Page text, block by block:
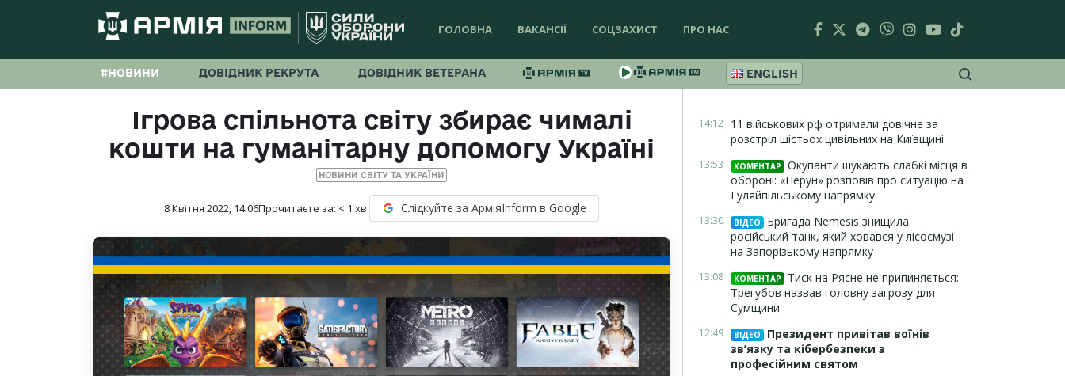
ГОЛОВНА ВАКАНСІЇ СОЦЗАХИСТ ПРО НАС
#НОВИНИ ДОВІДНИК РЕКРУТА ДОВІДНИК ВЕТЕРАНА ENGLISH
Ігрова спільнота світу збирає чималі
кошти на гуманітарну допомогу Україні
НОВИНИ СВІТУ ТА УКРАЇНИ
8 Квітня 2022, 14:06Прочитаєте за: < 1 хв. Слідкуйте за АрміяInform в Google
14:12 11 військових рф отримали довічне за
розстріл шістьох цивільних на Київщині
13:53 КОМЕНТАР
Окупанти шукають слабкі місця в
обороні: «Перун» розповів про ситуацію на
Гуляйпільському напрямку
13:30 ВІДЕО
Бригада Nemesis знищила
російський танк, який ховався у лісосмузі
на Запорізькому напрямку
13:08 КОМЕНТАР
Тиск на Рясне не припиняється:
Трегубов назвав головну загрозу для
Сумщини
12:49 ВІДЕО
Президент привітав воїнів
зв’язку та кібербезпеки з
професійним святом